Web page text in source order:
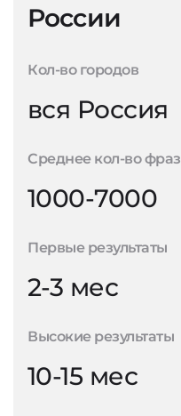
России
Кол-во городов
вся Россия
Среднее кол-во фраз
1000-7000
Первые результаты
2-3 мес
Высокие результаты
10-15 мес